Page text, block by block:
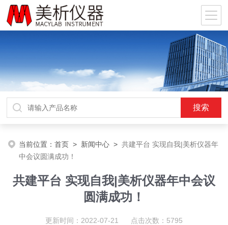
当前位置：首页 > 新闻中心 >共建平台 实现自我|美析仪器年
中会议圆满成功！
共建平台 实现自我|美析仪器年中会议
圆满成功！
更新时间：2022-07-21 点击次数：5795